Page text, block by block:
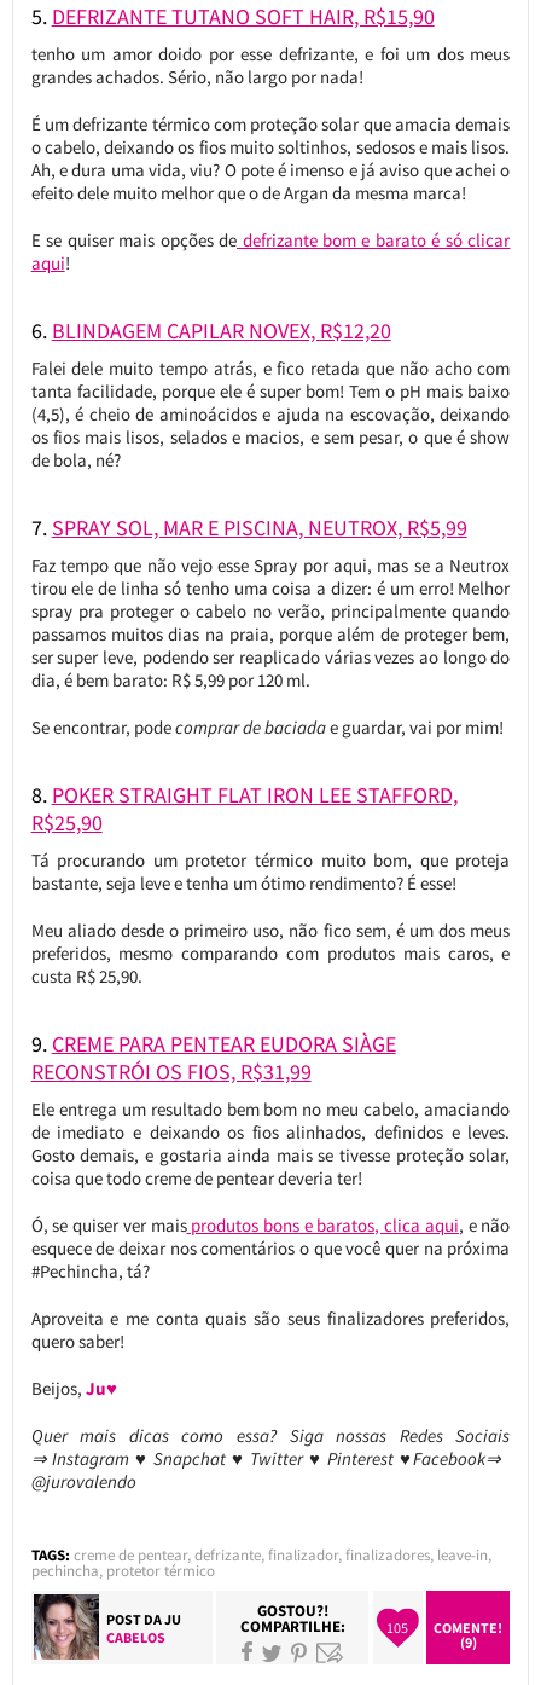
5. DEFRIZANTE TUTANO SOFT HAIR, R$15,90
tenho um amor doido por esse defrizante, e foi um dos meus
grandes achados. Sério, não largo por nada!
É um defrizante térmico com proteção solar que amacia demais
o cabelo, deixando os fios muito soltinhos, sedosos e mais lisos.
Ah, e dura uma vida, viu? O pote é imenso e já aviso que achei o
efeito dele muito melhor que o de Argan da mesma marca!
E se quiser mais opções de defrizante bom e barato é só clicar
aqui!
6. BLINDAGEM CAPILAR NOVEX, R$12,20
Falei dele muito tempo atrás, e fico retada que não acho com
tanta facilidade, porque ele é super bom! Tem o pH mais baixo
(4,5), é cheio de aminoácidos e ajuda na escovação, deixando
os fios mais lisos, selados e macios, e sem pesar, o que é show
de bola, né?
7. SPRAY SOL, MAR E PISCINA, NEUTROX, R$5,99
Faz tempo que não vejo esse Spray por aqui, mas se a Neutrox
tirou ele de linha só tenho uma coisa a dizer: é um erro! Melhor
spray pra proteger o cabelo no verão, principalmente quando
passamos muitos dias na praia, porque além de proteger bem,
ser super leve, podendo ser reaplicado várias vezes ao longo do
dia, é bem barato: R$ 5,99 por 120 ml.
Se encontrar, podecomprar de baciadae guardar, vai por mim!
8. POKER STRAIGHT FLAT IRON LEE STAFFORD,
R$25,90
Tá procurando um protetor térmico muito bom, que proteja
bastante, seja leve e tenha um ótimo rendimento? É esse!
Meu aliado desde o primeiro uso, não fico sem, é um dos meus
preferidos, mesmo comparando com produtos mais caros, e
custa R$ 25,90.
9. CREME PARA PENTEAR EUDORA SIÀGE
RECONSTRÓI OS FIOS, R$31,99
Ele entrega um resultado bem bom no meu cabelo, amaciando
de imediato e deixando os fios alinhados, definidos e leves.
Gosto demais, e gostaria ainda mais se tivesse proteção solar,
coisa que todo creme de pentear deveria ter!
Ó, se quiser ver maisprodutos bons e baratos, clica aqui, e não
esquece de deixar nos comentários o que você quer na próxima
#Pechincha, tá?
Aproveita e me conta quais são seus finalizadores preferidos,
quero saber!
Beijos, Ju♥
Quer mais dicas como essa? Siga nossas Redes Sociais
⇒ Instagram ♥ Snapchat ♥ Twitter ♥ Pinterest ♥Facebook⇒
@jurovalendo
TAGS: creme de pentear,defrizante,finalizador,finalizadores, leave-in,
pechincha, protetor térmico
POST DAJU
CABELOS
GOSTOU?!
COMPARTILHE: 105
COMENTE!
(9)